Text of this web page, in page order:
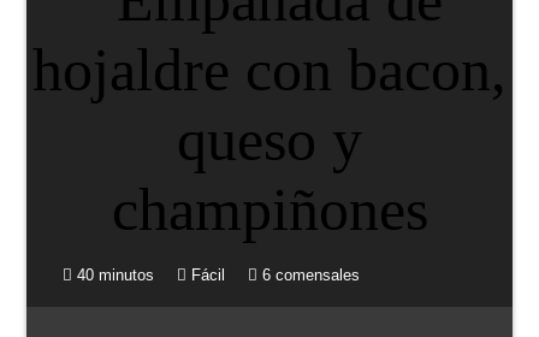
40 minutos Fácil 6 comensales